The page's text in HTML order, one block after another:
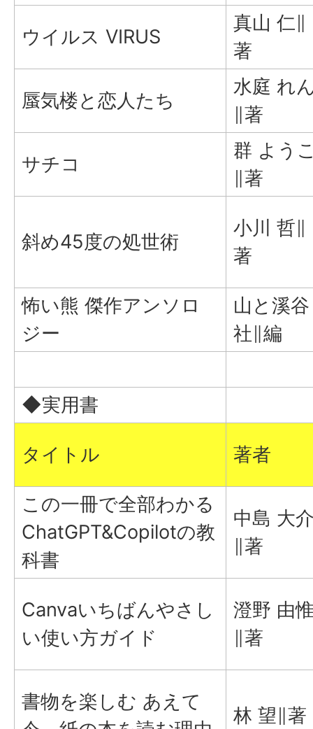
ウイルス VIRUS
真山 仁∥
著
蜃気楼と恋人たち
水庭 れ
∥著
サチコ
群 よう
∥著
斜め45度の処世術
小川 哲∥
著
怖い熊 傑作アンソロ
ジー
山と溪谷
社∥編
◆実用書
タイトル 著者
この一冊で全部わかる
ChatGPT&Copilotの教
科書
中島 大
∥著
Canvaいちばんやさし
い使い方ガイド
澄野 由
∥著
書物を楽しむ あえて
林 望∥著